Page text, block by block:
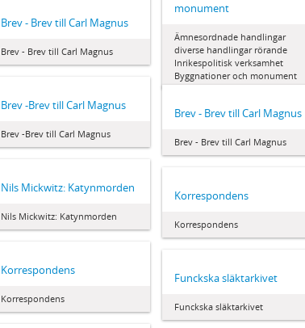
monument
Ämnesordnade handlingar 
diverse handlingar rörande
Inrikespolitisk verksamhet 
Byggnationer och monument
Brev - Brev till Carl Magnus
Brev - Brev till Carl Magnus
Brev -Brev till Carl Magnus
Brev -Brev till Carl Magnus
Brev - Brev till Carl Magnus
Brev - Brev till Carl Magnus
Nils Mickwitz: Katynmorden
Nils Mickwitz: Katynmorden
Korrespondens
Korrespondens
Korrespondens
Korrespondens
Funckska släktarkivet
Funckska släktarkivet